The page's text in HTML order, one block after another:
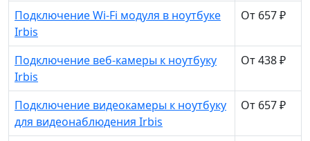
Подключение Wi-Fi модуля в ноутбуке
Irbis
От 657 ₽
Подключение веб-камеры к ноутбуку
Irbis
От 438 ₽
Подключение видеокамеры к ноутбуку
для видеонаблюдения Irbis
От 657 ₽